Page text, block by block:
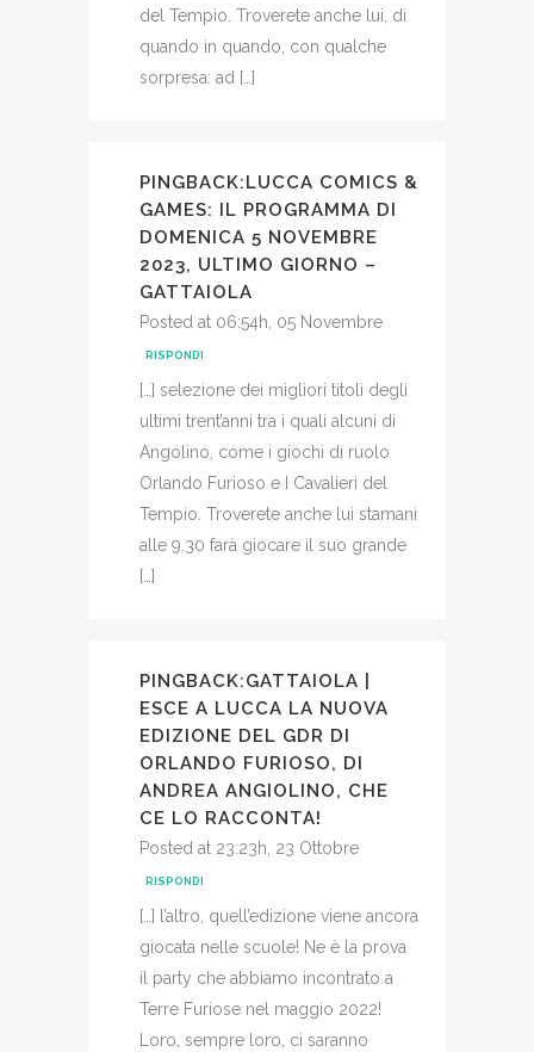
del Tempio. Troverete anche lui, di
quando in quando, con qualche
sorpresa: ad […]
PINGBACK:LUCCA COMICS &
GAMES: IL PROGRAMMA DI
DOMENICA 5 NOVEMBRE
2023, ULTIMO GIORNO –
GATTAIOLA
Posted at 06:54h, 05 Novembre
RISPONDI
[…] selezione dei migliori titoli degli
ultimi trent’anni tra i quali alcuni di
Angolino, come i giochi di ruolo
Orlando Furioso e I Cavalieri del
Tempio. Troverete anche lui stamani
alle 9.30 farà giocare il suo grande
[…]
PINGBACK:GATTAIOLA |
ESCE A LUCCA LA NUOVA
EDIZIONE DEL GDR DI
ORLANDO FURIOSO, DI
ANDREA ANGIOLINO, CHE
CE LO RACCONTA!
Posted at 23:23h, 23 Ottobre
RISPONDI
[…] l’altro, quell’edizione viene ancora
giocata nelle scuole! Ne è la prova
il party che abbiamo incontrato a
Terre Furiose nel maggio 2022!
Loro, sempre loro, ci saranno